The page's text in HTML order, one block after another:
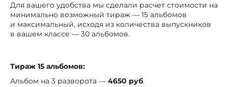
Для вашего удобства мы сделали расчет стоимости на
минимально возможный тираж — 15 альбомов
и максимальный, исходя из количества выпускников
в вашем классе — 30 альбомов.
Тираж 15 альбомов:
Альбом на 3 разворота — 4650 руб.